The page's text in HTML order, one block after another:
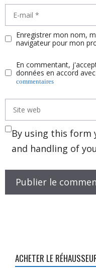
mail
Enregistrer mon nom,
navigateur pour mon
En commentant,
données en accord
commentaires
Site
web
By using this form
and handling of
ACHETER LE